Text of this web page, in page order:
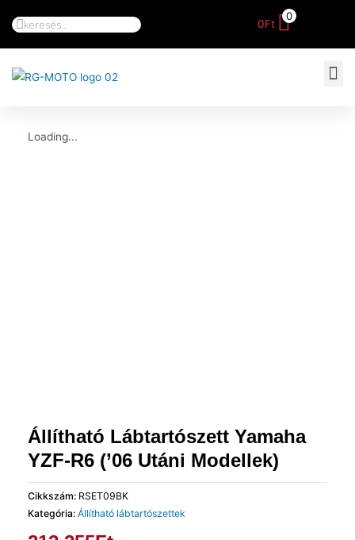
0Ft
0
Loading...
Állítható Lábtartószett Yamaha
YZF-R6 (’06 Utáni Modellek)
Cikkszám: RSET09BK
Kategória: Állítható lábtartószettek